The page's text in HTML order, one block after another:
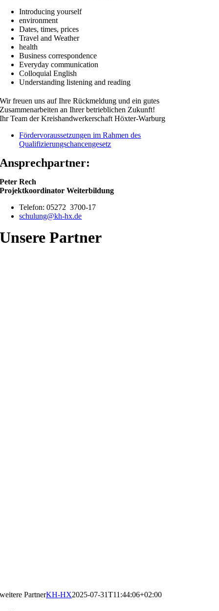
Introducing yourself
environment
Dates, times, prices
Travel and Weather
health
Business correspondence
Everyday communication
Colloquial English
Understanding listening and reading
Wir freuen uns auf Ihre Rückmeldung und ein gutes
Zusammenarbeiten an Ihrer betrieblichen Zukunft!
Ihr Team der Kreishandwerkerschaft Höxter-Warburg
Fördervoraussetzungen im Rahmen des
Qualifizierungschancengesetz
Ansprechpartner:
Peter Rech
Projektkoordinator Weiterbildung
Telefon: 05272 3700-17
schulung@kh-hx.de
Unsere Partner
weitere PartnerKH-HX2025-07-31T11:44:06+02:00